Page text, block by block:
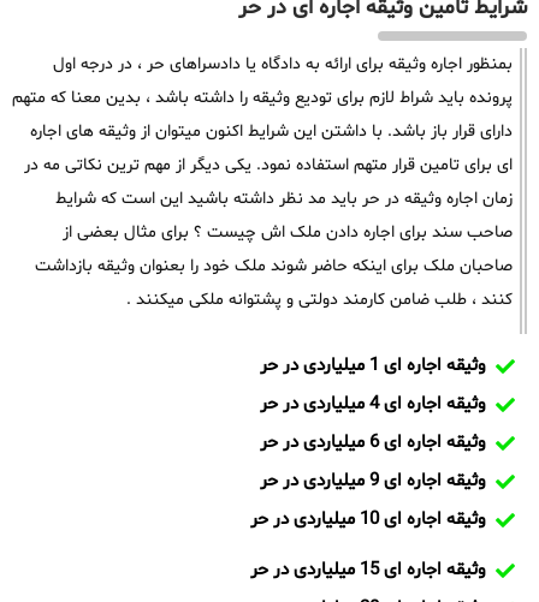
شرایط تامین وثیقه اجاره ای در حر
بمنظور اجاره وثیقه برای ارائه به دادگاه یا دادسراهای حر ، در درجه اول
پرونده باید شراط لازم برای تودیع وثیقه را داشته باشد ، بدین معنا که متهم
دارای قرار باز باشد. با داشتن این شرایط اکنون میتوان از وثیقه های اجاره
ای برای تامین قرار متهم استفاده نمود. یکی دیگر از مهم ترین نکاتی مه در
زمان اجاره وثیقه در حر باید مد نظر داشته باشید این است که شرایط
صاحب سند برای اجاره دادن ملک اش چیست ؟ برای مثال بعضی از
صاحبان ملک برای اینکه حاضر شوند ملک خود را بعنوان وثیقه بازداشت
کنند ، طلب ضامن کارمند دولتی و پشتوانه ملکی میکنند .
وثیقه اجاره ای 1 میلیاردی در حر
وثیقه اجاره ای 4 میلیاردی در حر
وثیقه اجاره ای 6 میلیاردی در حر
وثیقه اجاره ای 9 میلیاردی در حر
وثیقه اجاره ای 10 میلیاردی در حر
وثیقه اجاره ای 15 میلیاردی در حر